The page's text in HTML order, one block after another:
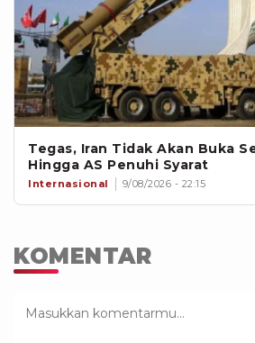
Tegas, Iran Tidak Akan Buka
Hingga AS Penuhi Syarat
Internasional 9/08/2026 - 22:15
KOMENTAR